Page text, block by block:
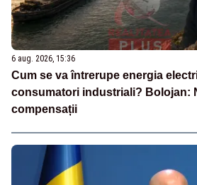
6 aug. 2026, 15:36
Cum se va întrerupe energia
consumatori industriali? Bolojan:
compensații